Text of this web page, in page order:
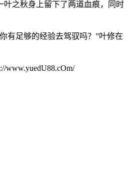
叶之秋身上留下了两道血痕，同时
有足够的经验去驾驭吗？”叶修在
www.yuedU88.cOm/